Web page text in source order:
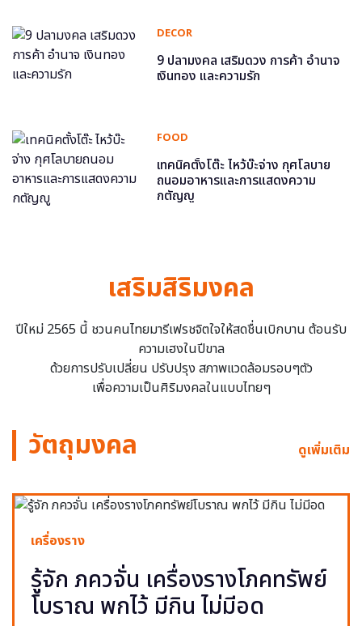
DECOR
9 ปลามงคล เสริมดวง การค้า อำนาจ
เงินทอง และความรัก
FOOD
เทคนิคตั้งโต๊ะ ไหว้บ๊ะจ่าง กุศโลบาย
ถนอมอาหารและการแสดงความ
กตัญญู
เสริมสิริมงคล
ปีใหม่ 2565 นี้ ชวนคนไทยมารีเฟรชจิตใจให้สดชื่นเบิกบาน ต้อนรับ
ความเฮงในปีขาล
ด้วยการปรับเปลี่ยน ปรับปรุง สภาพแวดล้อมรอบๆตัว
เพื่อความเป็นศิริมงคลในแบบไทยๆ
วัตถุมงคล ดูเพิ่มเติม
เครื่องราง
รู้จัก ภควจั่น เครื่องรางโภคทรัพย์
โบราณ พกไว้ มีกิน ไม่มีอด